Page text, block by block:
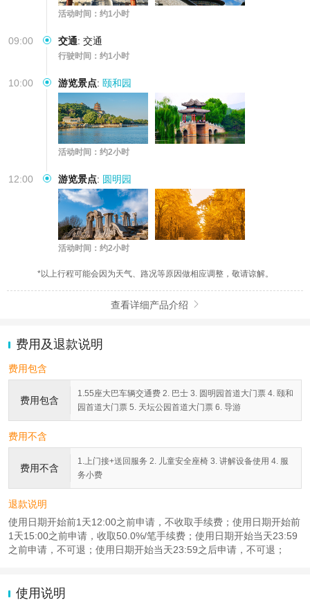
活动时间：约1小时
09:00 交通: 交通
行驶时间：约1小时
10:00 游览景点: 颐和园
活动时间：约2小时
12:00 游览景点: 圆明园
活动时间：约2小时
*以上行程可能会因为天气、路况等原因做相应调整，敬请谅解。
查看详细产品介绍 
费用及退款说明
费用包含
费用包含
1.55座大巴车辆交通费 2. 巴士 3. 圆明园首道大门票 4. 颐和
园首道大门票 5. 天坛公园首道大门票 6. 导游
费用不含
费用不含
1.上门接+送回服务 2. 儿童安全座椅 3. 讲解设备使用 4. 服
务小费
退款说明
使用日期开始前1天12:00之前申请，不收取手续费；使用日期开始前
1天15:00之前申请，收取50.0%/笔手续费；使用日期开始当天23:59
之前申请，不可退；使用日期开始当天23:59之后申请，不可退；
使用说明